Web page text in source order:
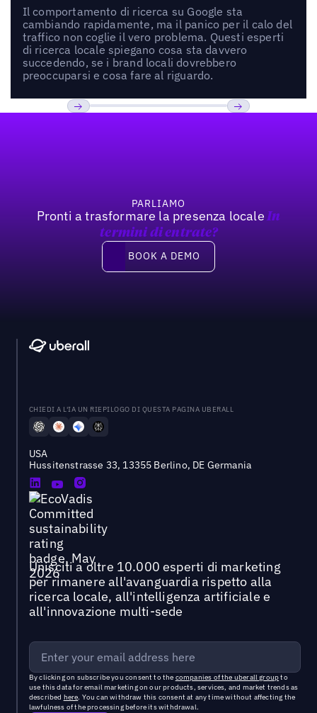
Il comportamento di ricerca su Google sta
cambiando rapidamente, ma il panico per il calo del
traffico non coglie il vero problema. Questi esperti
di ricerca locale spiegano cosa sta davvero
succedendo, se i brand locali dovrebbero
preoccuparsi e cosa fare al riguardo.
PARLIAMO
Pronti a trasformare la presenza locale In
termini di entrate?
Book a demo
BOOK A DEMO
CHIEDI A L'IA UN RIEPILOGO DI QUESTA PAGINA UBERALL
USA
Hussitenstrasse 33, 13355 Berlino, DE Germania
Unisciti a oltre 10.000 esperti di marketing
per rimanere all'avanguardia rispetto alla
ricerca locale, all'intelligenza artificiale e
all'innovazione multi-sede
By clicking on subscribe you consent to the companies of the uberall groupto
use this data for email marketing on our products, services, and market trends as
described here. You can withdraw this consent at any time without affecting the
lawfulness of the processing before its withdrawal.